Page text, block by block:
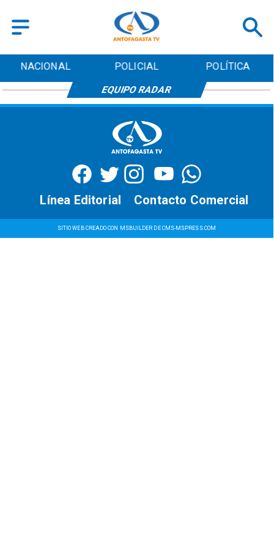
NACIONAL POLICIAL POLÍTICA
EQUIPO RADAR
SITIO WEB CREADO CON MSBUILDER DE CMS-MSPRESS.COM
Contacto Comercial
Línea Editorial